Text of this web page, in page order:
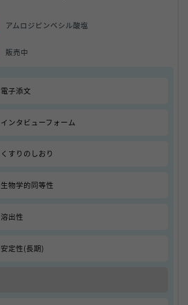
アムロジピンベシル酸塩
販売中
電子添文
インタビューフォーム
くすりのしおり
生物学的同等性
溶出性
安定性(長期)